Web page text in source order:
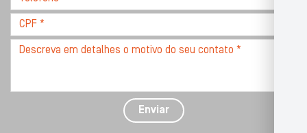
*
CPF
*
Descreva
com
Enviar